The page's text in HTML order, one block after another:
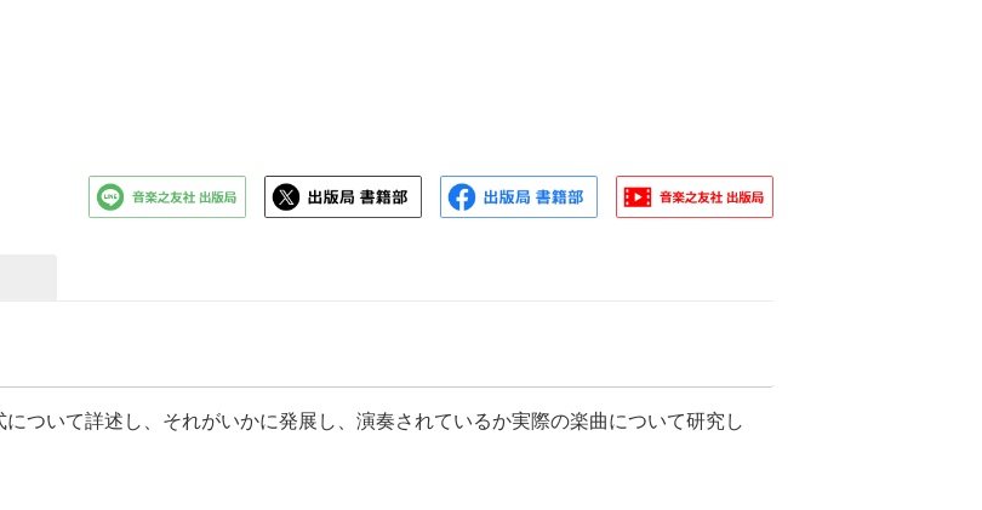
ついて詳述し、それがいかに発展し、演奏されているか実際の楽曲について研究し